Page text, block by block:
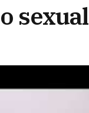
sexual